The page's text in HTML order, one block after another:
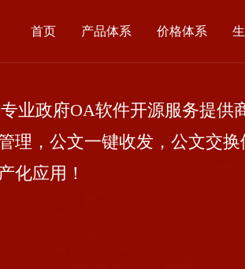
首页 产品体系 价格体系
政府OA软件开源服务提供商
理，公文一键收发，公文交
化应用！